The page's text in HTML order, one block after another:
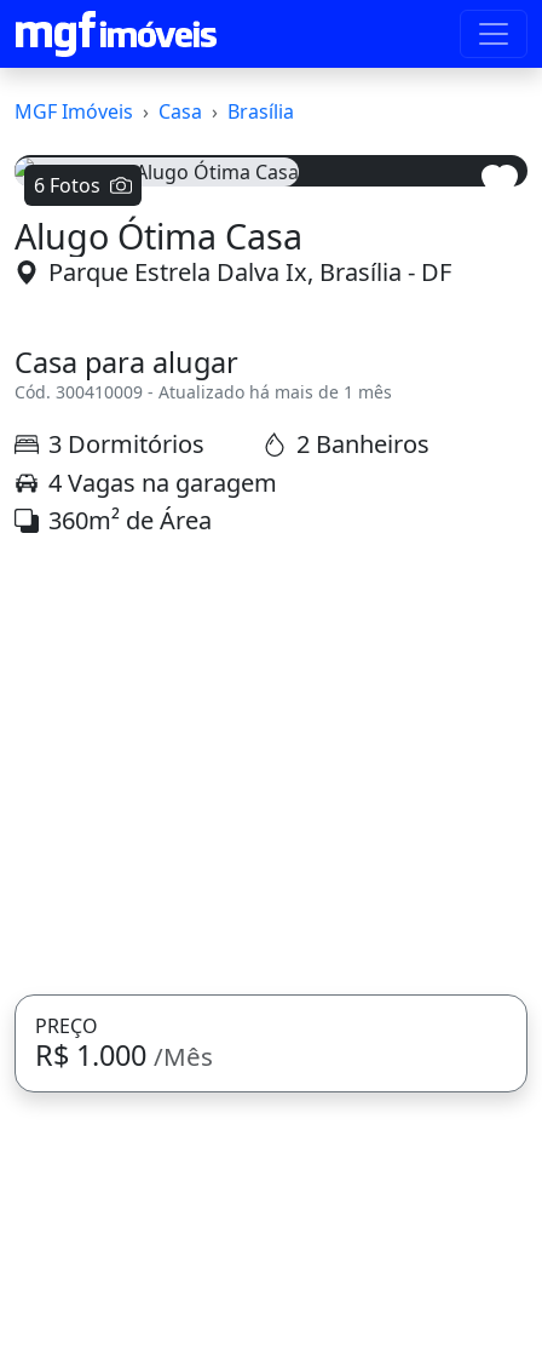
MGF Imóveis Casa Brasília
6 Fotos
Voltar
Alugo Ótima Casa
Parque Estrela Dalva Ix, Brasília - DF
Casa para alugar
Cód. 300410009 - Atualizado há mais de 1 mês
3 Dormitórios
2 Banheiros
4 Vagas na garagem
360m² de Área
PREÇO
R$ 1.000 /Mês